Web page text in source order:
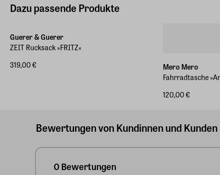
Dazu passende Produkte
Guerer & Guerer
ZEIT Rucksack »FRITZ«
319,00 €
Mero Mero
Fahrradtasche
120,00 €
Bewertungen von Kundinnen und Kunden
0 Bewertungen